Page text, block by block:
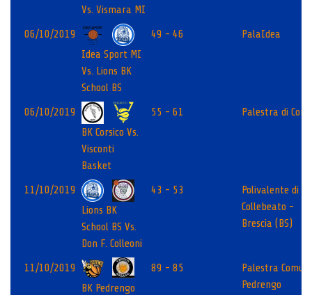
Vs. Vismara MI
06/10/2019
Idea Sport MI
Vs. Lions BK
School BS
49 - 46 PalaIdea
06/10/2019
BK Corsico Vs.
Visconti
Basket
55 - 61 Palestra di
11/10/2019
Lions BK
School BS Vs.
Don F. Colleoni
43 - 53
Polivalente di
Collebeato -
Brescia (BS)
11/10/2019
BK Pedrengo
89 - 85
Palestra
Pedrengo